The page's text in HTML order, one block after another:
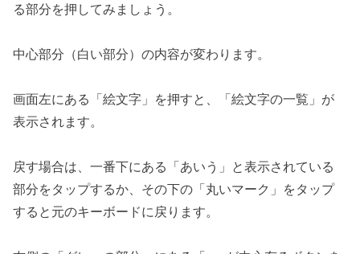
る部分を押してみましょう。
中心部分（白い部分）の内容が変わります。
画面左にある「絵文字」を押すと、「絵文字の一覧」が
表示されます。
戻す場合は、一番下にある「あいう」と表示されている
部分をタップするか、その下の「丸いマーク」をタップ
すると元のキーボードに戻ります。